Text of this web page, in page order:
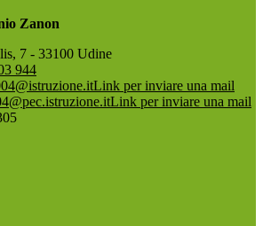
Zanon
7 - 33100 Udine
944
Link per inviare una mail
Link per inviare una mail